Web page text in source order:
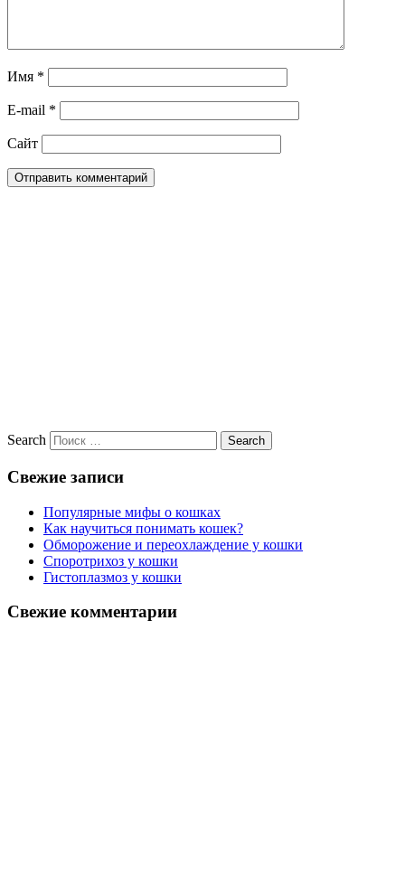
Имя *
E-mail *
Сайт
Search
Свежие записи
Популярные мифы о кошках
Как научиться понимать кошек?
Обморожение и переохлаждение у кошки
Споротрихоз у кошки
Гистоплазмоз у кошки
Свежие комментарии